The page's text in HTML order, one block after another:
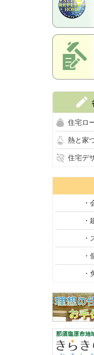
住宅ロ
熱と家
住宅デ
・
・
・
・
・